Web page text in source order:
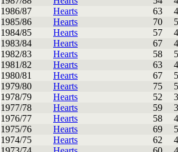
1986/87
Hearts 63
1985/86
Hearts 70
1984/85
Hearts 57
1983/84
Hearts 67
1982/83
Hearts 58
1981/82
Hearts 63
1980/81
Hearts 67
1979/80
Hearts 75
1978/79
Hearts 52
1977/78
Hearts 59
1976/77
Hearts 58
1975/76
Hearts 69
1974/75
Hearts 62